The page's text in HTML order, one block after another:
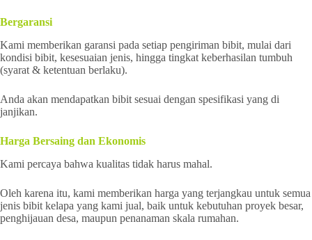
Bergaransi
Kami memberikan garansi pada setiap pengiriman bibit, mulai dari
kondisi bibit, kesesuaian jenis, hingga tingkat keberhasilan tumbuh
(syarat & ketentuan berlaku).
Anda akan mendapatkan bibit sesuai dengan spesifikasi yang di
janjikan.
Harga Bersaing dan Ekonomis
Kami percaya bahwa kualitas tidak harus mahal.
Oleh karena itu, kami memberikan harga yang terjangkau untuk semua
jenis bibit kelapa yang kami jual, baik untuk kebutuhan proyek besar,
penghijauan desa, maupun penanaman skala rumahan.